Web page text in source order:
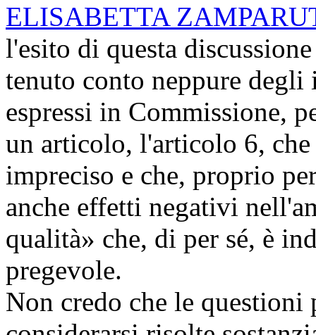
ELISABETTA
l'esito di questa
tenuto conto neppure
espressi in Commissione,
un articolo, l'articolo 6, che
impreciso e che, proprio
anche effetti negativi
qualità» che, di per sé, è
pregevole.
Non credo che le questioni